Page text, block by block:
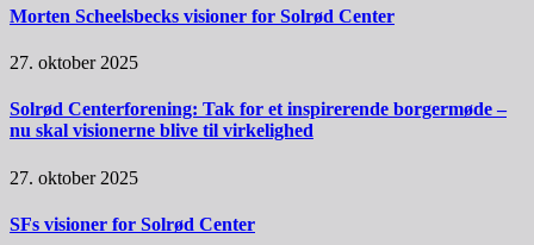
Morten Scheelsbecks visioner for Solrød Center
27. oktober 2025
Solrød Centerforening: Tak for et inspirerende borgermøde –
nu skal visionerne blive til virkelighed
27. oktober 2025
SFs visioner for Solrød Center